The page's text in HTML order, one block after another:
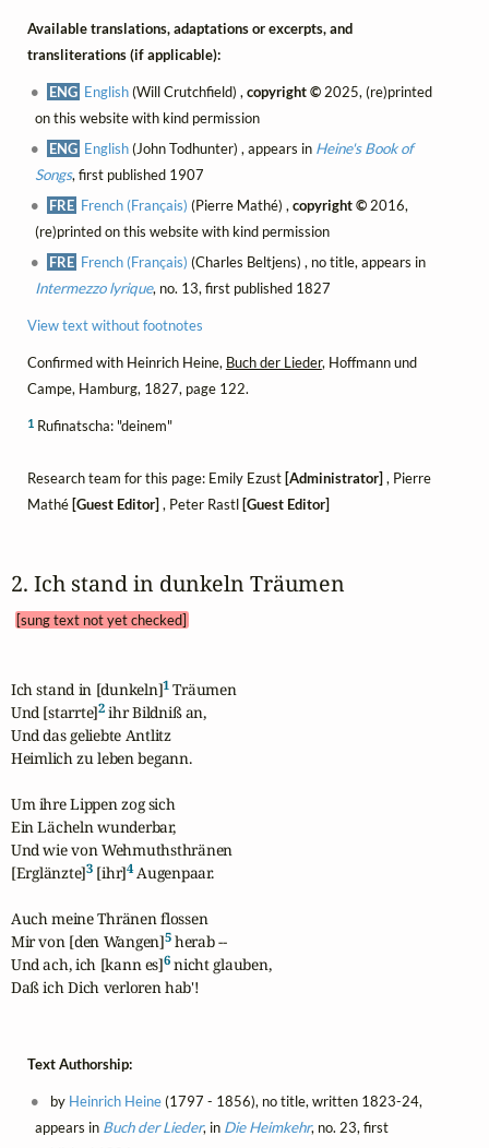
Available translations, adaptations or excerpts, and
transliterations (if applicable):
ENG English(Will Crutchfield) ,copyright © 2025, (re)printed
on this website with kind permission
ENG English(John Todhunter) , appears in Heine's Book of
Songs, first published 1907
FRE French (Français) (Pierre Mathé) ,copyright © 2016,
(re)printed on this website with kind permission
FRE French (Français) (Charles Beltjens) , no title, appears in
Intermezzo lyrique, no. 13, first published 1827
View text without footnotes
Confirmed with Heinrich Heine, Buch der Lieder, Hoffmann und
Campe, Hamburg, 1827, page 122.
1Rufinatscha: "deinem"
Research team for this page: Emily Ezust [Administrator] , Pierre
Mathé [Guest Editor] , Peter Rastl [Guest Editor]
2. Ich stand in dunkeln Träumen
[sung text not yet checked]
Ich stand in [dunkeln]1 Träumen
Und [starrte]2 ihr Bildniß an,
Und das geliebte Antlitz
Heimlich zu leben begann.
Um ihre Lippen zog sich
Ein Lächeln wunderbar,
Und wie von Wehmuthsthränen
[Erglänzte]3 [ihr]4 Augenpaar.
Auch meine Thränen flossen
Mir von [den Wangen]5 herab --
Und ach, ich [kann es]6 nicht glauben,
Daß ich Dich verloren hab'!
Text Authorship:
by Heinrich Heine(1797 - 1856), no title, written 1823-24,
appears in Buch der Lieder, in Die Heimkehr, no. 23, first